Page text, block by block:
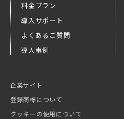
料金プラン
導入サポート
よくあるご質問
導入事例
企業サイト
登録商標について
クッキーの使用について